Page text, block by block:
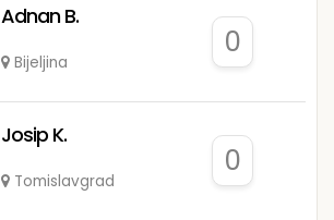
Adnan B.
Bijeljina
0
Josip K.
Tomislavgrad
0